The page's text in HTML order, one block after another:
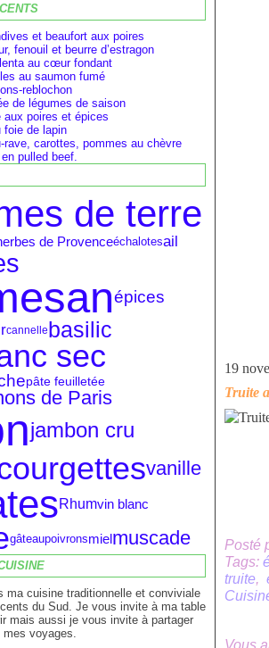
et beaufort aux poires
fenouil et beurre d’estragon
au cœur fondant
au saumon fumé
reblochon
de légumes de saison
aux poires et épices
foie de lapin
rave, carottes, pommes au chèvre
pulled beef.
de terre
de Provenceéchalotesail
épices
cannellebasilic
sec
pâte feuilletée
de Paris
jambon cru
vanille
Rhumvin blanc
gâteaupoivronsmielmuscade
ma cuisine traditionnelle et conviviale
du Sud. Je vous invite à ma table
mais aussi je vous invite à partager
mes voyages.
19
Truite
Posté
Tags:
truite,
Vous